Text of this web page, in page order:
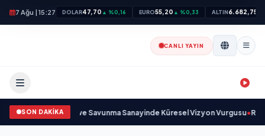
7 Ağu | 15:27 DOLAR47,70 ▲ %0,16 EURO55,20 ▲ %0,33 ALTIN6.682,75
CANLI YAYIN
SON DAKİKA
Kurulunu Açıkladı ve Savunma Sanayinde Küresel Vizyon Vurgusu•